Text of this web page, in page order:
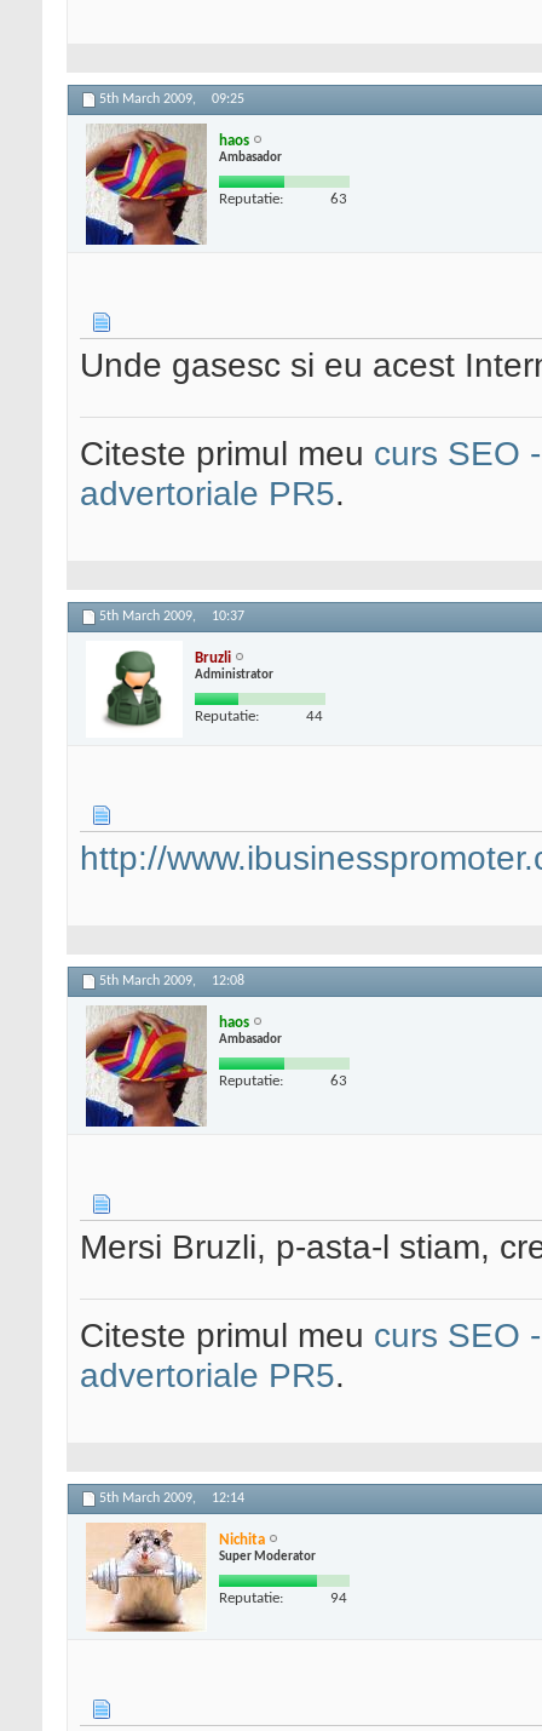
5th March 2009, 09:25
haos
Ambasador
Reputatie: 63
Unde gasesc si eu acest
Citeste primul meu curs SEO
advertoriale PR5.
5th March 2009, 10:37
Bruzli
Administrator
Reputatie: 44
http://
5th March 2009, 12:08
haos
Ambasador
Reputatie: 63
Mersi Bruzli, p-asta-l stiam,
Citeste primul meu curs SEO
advertoriale PR5.
5th March 2009, 12:14
Nichita
Super Moderator
Reputatie: 94